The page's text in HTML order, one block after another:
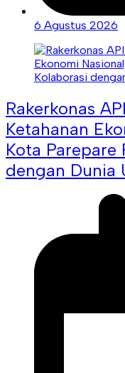
6 Agustus 2026
Rakerkonas
Ketahanan
Kota Parepare
dengan Dunia